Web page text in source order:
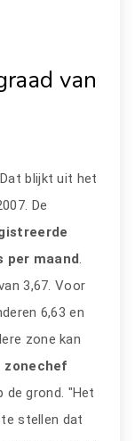
van
blijkt uit het
De
per maand.
3,67. Voor
6,63 en
zone kan
zonechef
de grond. "Het
stellen dat